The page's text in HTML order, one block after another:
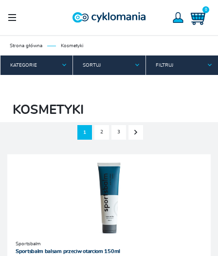
0
Strona główna Kosmetyki
KATEGORIE SORTUJ FILTRUJ
KOSMETYKI
1 2 3
Sportsbalm
Sportsbalm balsam przeciw otarciom 150ml